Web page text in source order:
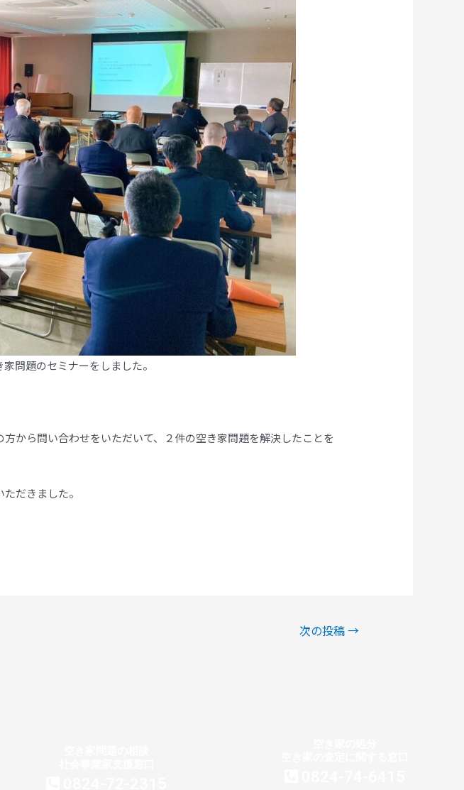
問題のセミナーをしました。
から問い合わせをいただいて、２件の空き家問題を解決したことを
だきました。
次の投稿→